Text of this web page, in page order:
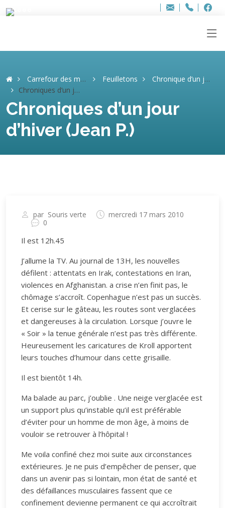
Adresse
info..hâthe..
Tel.
Tel.
Carrefour des mémoires Feuilletons
Chronique d’un jour d’hiver (Jean P., 88 ans)
Chroniques d’un jour d’hiver (Jean P.)
Chroniques d’un jour
d’hiver (Jean P.)
par Souris verte
mercredi 17 mars 2010
0
Il est 12h.45
J’allume la TV. Au journal de 13H, les nouvelles
défilent : attentats en Irak, contestations en Iran,
violences en Afghanistan. a crise n’en finit pas, le
chômage s’accroît. Copenhague n’est pas un succès.
Et cerise sur le gâteau, les routes sont verglacées
et dangereuses à la circulation. Lorsque j’ouvre le
« Soir » la tenue générale n’est pas très différente.
Heureusement les caricatures de Kroll apportent
leurs touches d’humour dans cette grisaille.
Il est bientôt 14h.
Ma balade au parc, j’oublie . Une neige verglacée est
un support plus qu’instable qu’il est préférable
d’éviter pour un homme de mon âge, à moins de
vouloir se retrouver à l’hôpital !
Me voila confiné chez moi suite aux circonstances
extérieures. Je ne puis d’empêcher de penser, que
dans un avenir pas si lointain, mon état de santé et
des défaillances musculaires fassent que ce
confinement devienne permanent ce qui accroîtrait